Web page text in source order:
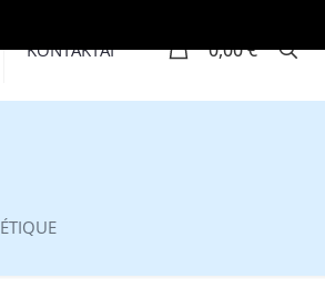
KONTAKTAI 0,00 €